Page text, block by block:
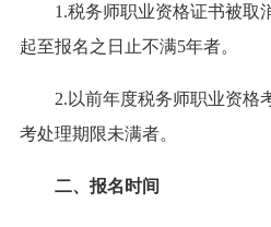
1.税务师职业资格证书被取
起至报名之日止不满5年者。
2.以前年度税务师职业资格
考处理期限未满者。
二、报名时间